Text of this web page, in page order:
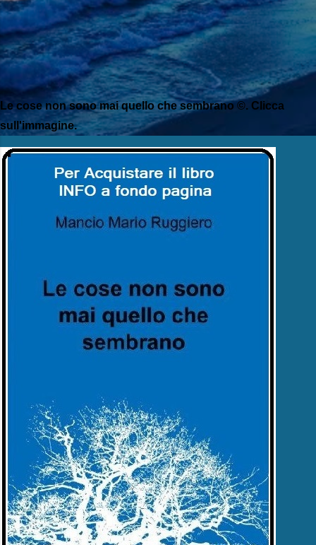
Le cose non sono mai quello che sembrano ©. Clicca
sull'immagine.